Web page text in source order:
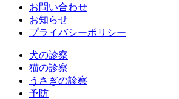
お問い合わせ
お知らせ
プライバシーポリシー
犬の診察
猫の診察
うさぎの診察
予防